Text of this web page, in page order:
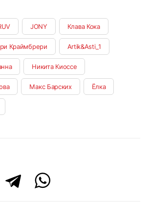
JONY Клава Кока
Краймбрери Artik&Asti_1
Никита Киоссе
Макс Барских Ёлка